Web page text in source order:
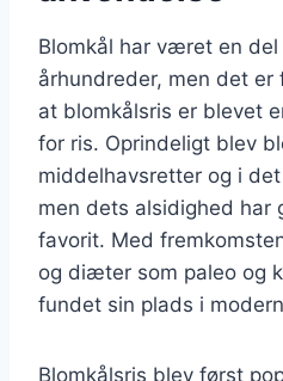
Blomkål har været en
århundreder, men det er
at blomkålsris er blevet
for ris. Oprindeligt blev
middelhavsretter og i
men dets alsidighed har
favorit. Med
og diæter som paleo og
fundet sin plads i
Blomkålsris blev først